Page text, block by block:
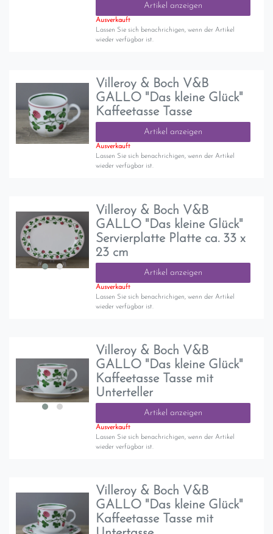
Artikel anzeigen
Ausverkauft
Lassen Sie sich benachrichigen, wenn der Artikel
wieder verfügbar ist.
Villeroy & Boch V&B
GALLO "Das kleine Glück"
Kaffeetasse Tasse
Artikel anzeigen
Ausverkauft
Lassen Sie sich benachrichigen, wenn der Artikel
wieder verfügbar ist.
Villeroy & Boch V&B
GALLO "Das kleine Glück"
Servierplatte Platte ca. 33 x
23 cm
Artikel anzeigen
Ausverkauft
Lassen Sie sich benachrichigen, wenn der Artikel
wieder verfügbar ist.
Villeroy & Boch V&B
GALLO "Das kleine Glück"
Kaffeetasse Tasse mit
Unterteller
Artikel anzeigen
Ausverkauft
Lassen Sie sich benachrichigen, wenn der Artikel
wieder verfügbar ist.
Villeroy & Boch V&B
GALLO "Das kleine Glück"
Kaffeetasse Tasse mit